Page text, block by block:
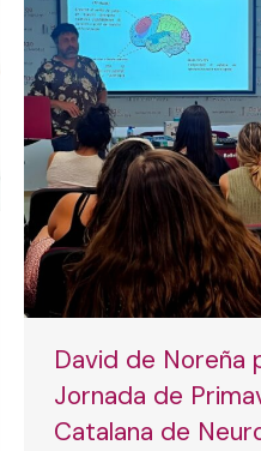
David de Noreña
Jornada de
Catalana de